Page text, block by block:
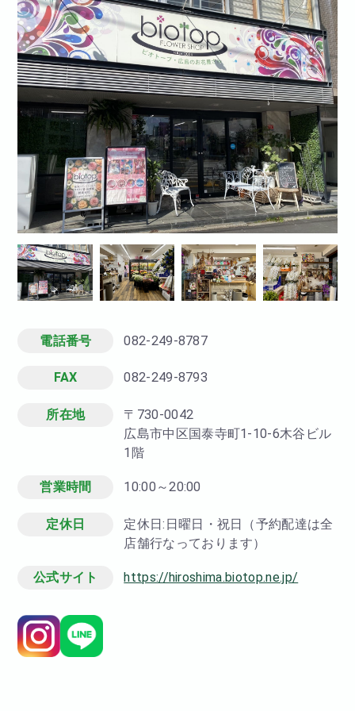
電話番号 082-249-8787
FAX 082-249-8793
所在地
〒730-0042
広島市中区国泰寺町1-10-6木谷ビル
1階
営業時間 10:00～20:00
定休日
定休日:日曜日・祝日（予約配達は全
店舗行なっております）
公式サイト https://hiroshima.biotop.ne.jp/